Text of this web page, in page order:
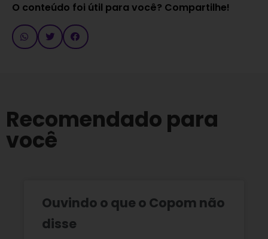
O conteúdo foi útil para você? Compartilhe!
Recomendado para
você
Ouvindo o que o Copom não
disse